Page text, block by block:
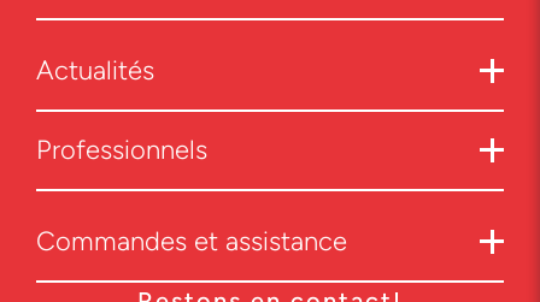
Actualités
Professionnels
Commandes et assistance